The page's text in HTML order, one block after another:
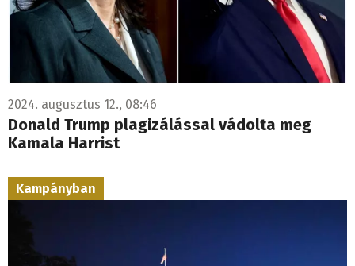
2024. augusztus 12., 08:46
Donald Trump plagizálással vádolta meg
Kamala Harrist
Kampányban